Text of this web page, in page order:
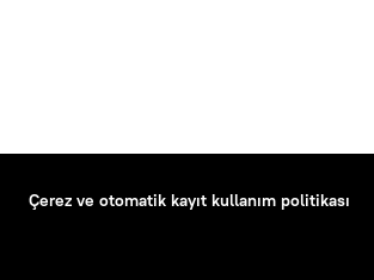
Çerez ve otomatik kayıt kullanım politikası